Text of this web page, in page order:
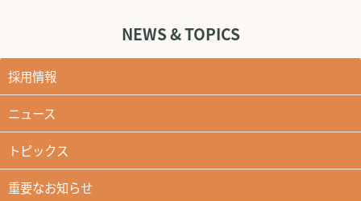
NEWS & TOPICS
採用情報
ニュース
トピックス
重要なお知らせ